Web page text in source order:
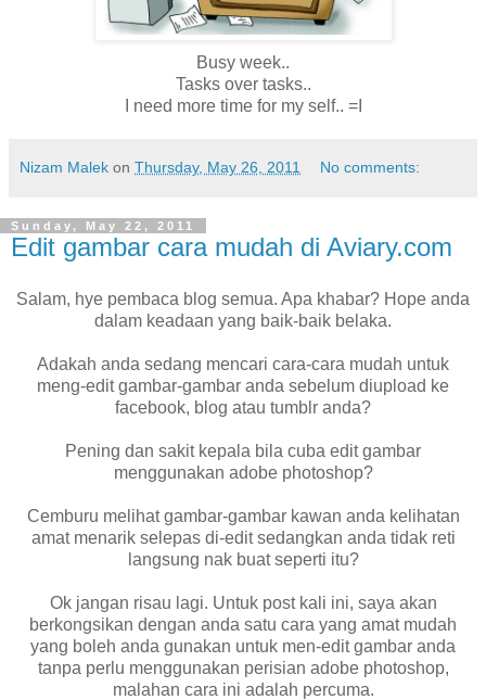
Busy week..
Tasks over tasks..
I need more time for my self.. =I
Nizam Malek on Thursday, May 26, 2011 No comments:
Sunday, May 22, 2011
Edit gambar cara mudah di Aviary.com
Salam, hye pembaca blog semua. Apa khabar? Hope anda
dalam keadaan yang baik-baik belaka.
Adakah anda sedang mencari cara-cara mudah untuk
meng-edit gambar-gambar anda sebelum diupload ke
facebook, blog atau tumblr anda?
Pening dan sakit kepala bila cuba edit gambar
menggunakan adobe photoshop?
Cemburu melihat gambar-gambar kawan anda kelihatan
amat menarik selepas di-edit sedangkan anda tidak reti
langsung nak buat seperti itu?
Ok jangan risau lagi. Untuk post kali ini, saya akan
berkongsikan dengan anda satu cara yang amat mudah
yang boleh anda gunakan untuk men-edit gambar anda
tanpa perlu menggunakan perisian adobe photoshop,
malahan cara ini adalah percuma.